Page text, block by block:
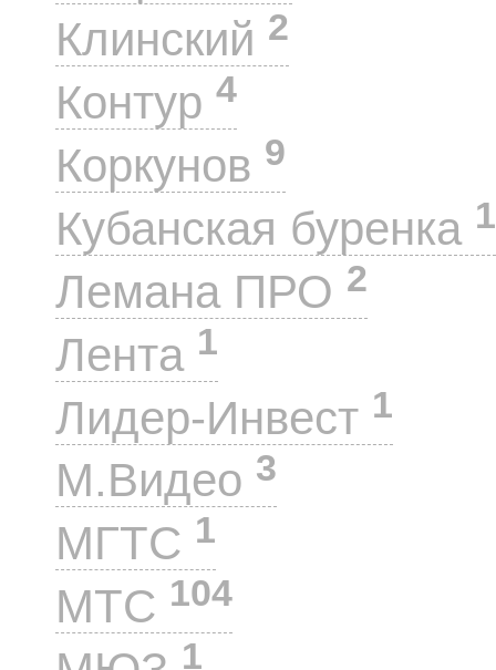
Клинский 2
Контур 4
Коркунов 9
Кубанская буренка 1
Лемана ПРО 2
Лента 1
Лидер-Инвест 1
М.Видео 3
МГТС 1
МТС 104
1